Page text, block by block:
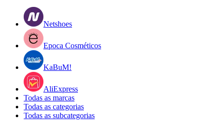
Netshoes
Epoca Cosméticos
KaBuM!
AliExpress
Todas as marcas
Todas as categorias
Todas as subcategorias